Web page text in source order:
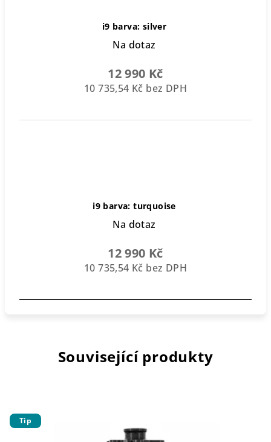
i9 barva: silver
Na dotaz
12 990 Kč
10 735,54 Kč bez DPH
i9 barva: turquoise
Na dotaz
12 990 Kč
10 735,54 Kč bez DPH
Související produkty
Tip